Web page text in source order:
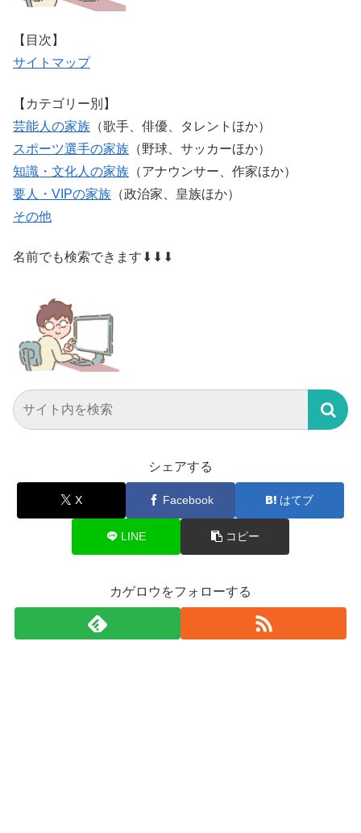
【目次】
サイトマップ
【カテゴリー別】
芸能人の家族 （歌手、俳優、タレントほか）
スポーツ選手の家族 （野球、サッカーほか）
知識・文化人の家族 （アナウンサー、作家ほか）
要人・VIPの家族 （政治家、皇族ほか）
その他
名前でも検索できます⬇⬇⬇
シェアする
X Facebook はてブ
LINE コピー
カゲロウをフォローする